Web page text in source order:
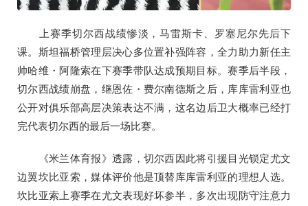
上赛季切尔西战绩惨淡，马雷斯卡、罗塞尼尔先后下
课。斯坦福桥管理层决心多位置补强阵容，全力助力新任主
帅哈维・阿隆索在下赛季带队达成预期目标。赛季后半段，
切尔西战绩崩盘，继恩佐・费尔南德斯之后，库库雷利亚也
公开对俱乐部高层决策表达不满，这名边后卫大概率已经打
完代表切尔西的最后一场比赛。
《米兰体育报》透露，切尔西因此将引援目光锁定尤文
边翼坎比亚索，媒体评价他是顶替库库雷利亚的理想人选。
坎比亚索上赛季在尤文表现好坏参半，多次出现防守注意力